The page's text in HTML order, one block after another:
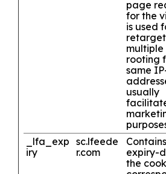
page
for the
is used
multiple
rooting
same
usually
_lfa_exp
iry
sc.lfeede
r.com
expiry-
the